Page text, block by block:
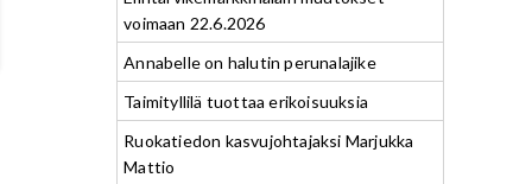
voimaan 22.6.2026
Annabelle on halutin perunalajike
Taimityllilä tuottaa erikoisuuksia
Ruokatiedon kasvujohtajaksi Marjukka
Mattio